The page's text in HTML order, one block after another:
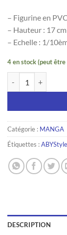
– Figurine en
– Hauteur : 17 cm
– Echelle : 1/
4 en stock (peut être
Catégorie : MANGA
Étiquettes :ABYStyle
DESCRIPTION